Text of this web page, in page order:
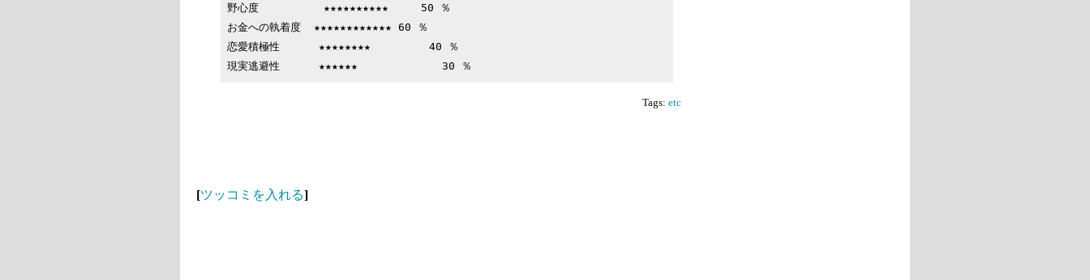
野心度          ★★★★★★★★★★     50 ％
お金への執着度  ★★★★★★★★★★★★ 60 ％
恋愛積極性      ★★★★★★★★         40 ％
Tags: etc
[ツッコミを入れる]